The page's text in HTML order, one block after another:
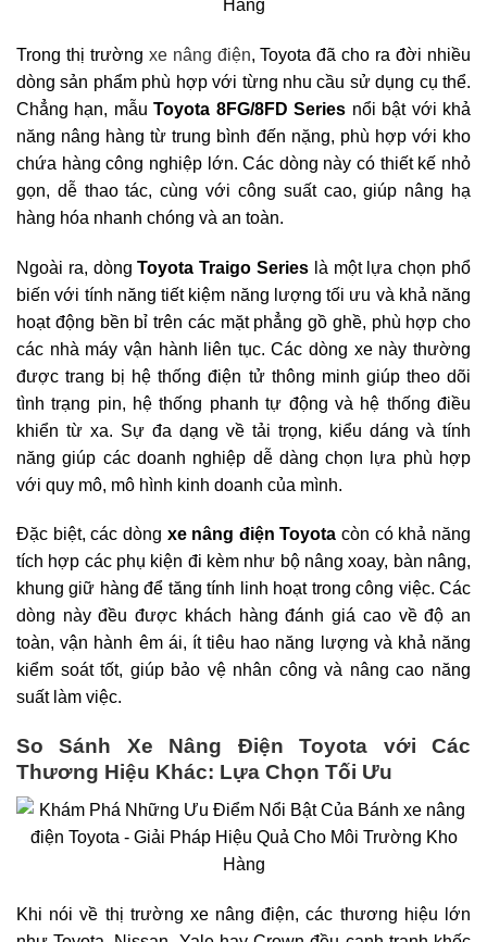
Trong thị trường xe nâng điện, Toyota đã cho ra đời nhiều
dòng sản phẩm phù hợp với từng nhu cầu sử dụng cụ thể.
Chẳng hạn, mẫuToyota 8FG/8FD Series nổi bật với khả
năng nâng hàng từ trung bình đến nặng, phù hợp với kho
chứa hàng công nghiệp lớn. Các dòng này có thiết kế nhỏ
gọn, dễ thao tác, cùng với công suất cao, giúp nâng hạ
hàng hóa nhanh chóng và an toàn.
Ngoài ra, dòngToyota Traigo Series là một lựa chọn phổ
biến với tính năng tiết kiệm năng lượng tối ưu và khả năng
hoạt động bền bỉ trên các mặt phẳng gồ ghề, phù hợp cho
các nhà máy vận hành liên tục. Các dòng xe này thường
được trang bị hệ thống điện tử thông minh giúp theo dõi
tình trạng pin, hệ thống phanh tự động và hệ thống điều
khiển từ xa. Sự đa dạng về tải trọng, kiểu dáng và tính
năng giúp các doanh nghiệp dễ dàng chọn lựa phù hợp
với quy mô, mô hình kinh doanh của mình.
Đặc biệt, các dòng xe nâng điện Toyotacòn có khả năng
tích hợp các phụ kiện đi kèm như bộ nâng xoay, bàn nâng,
khung giữ hàng để tăng tính linh hoạt trong công việc. Các
dòng này đều được khách hàng đánh giá cao về độ an
toàn, vận hành êm ái, ít tiêu hao năng lượng và khả năng
kiểm soát tốt, giúp bảo vệ nhân công và nâng cao năng
suất làm việc.
So Sánh Xe Nâng Điện Toyota với Các
Thương Hiệu Khác: Lựa Chọn Tối Ưu
Khi nói về thị trường xe nâng điện, các thương hiệu lớn